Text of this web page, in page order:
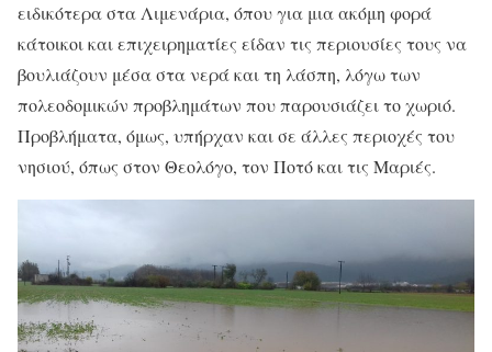
ειδικότερα στα Λιμενάρια, όπου για μια ακόμη φορά
κάτοικοι και επιχειρηματίες είδαν τις περιουσίες τους να
βουλιάζουν μέσα στα νερά και τη λάσπη, λόγω των
πολεοδομικών προβλημάτων που παρουσιάζει το χωριό.
Προβλήματα, όμως, υπήρχαν και σε άλλες περιοχές του
νησιού, όπως στον Θεολόγο, τον Ποτό και τις Μαριές.